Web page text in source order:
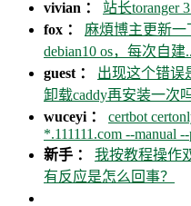
vivian ： 站长toranger
fox ： 麻煩博主更新一
debian10 os，每次自建..
guest ： 出现这个错误
卸载caddy再安装一次
wuceyi ： certbot
*.111111.com --manual
新手 ： 我按教程操作
有反应是怎么回事？